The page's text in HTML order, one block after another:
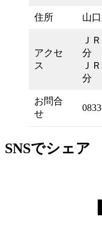
住所 山
アクセ
ス
Ｊ
分
Ｊ
分
お問合
せ
SNSでシェア